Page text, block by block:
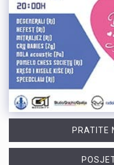
PRATITE